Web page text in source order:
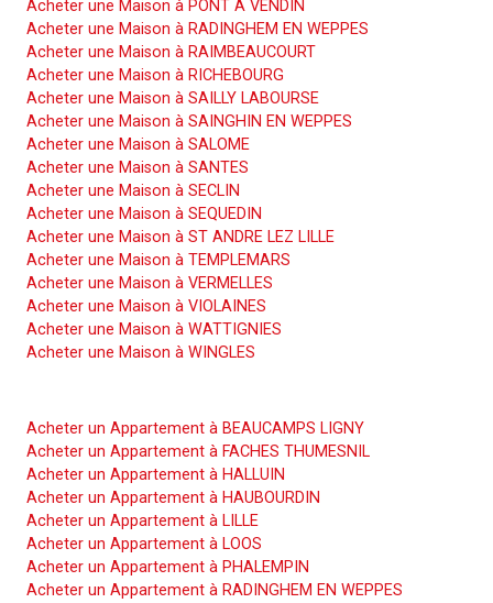
Acheter une Maison à PONT A VENDIN
Acheter une Maison à RADINGHEM EN WEPPES
Acheter une Maison à RAIMBEAUCOURT
Acheter une Maison à RICHEBOURG
Acheter une Maison à SAILLY LABOURSE
Acheter une Maison à SAINGHIN EN WEPPES
Acheter une Maison à SALOME
Acheter une Maison à SANTES
Acheter une Maison à SECLIN
Acheter une Maison à SEQUEDIN
Acheter une Maison à ST ANDRE LEZ LILLE
Acheter une Maison à TEMPLEMARS
Acheter une Maison à VERMELLES
Acheter une Maison à VIOLAINES
Acheter une Maison à WATTIGNIES
Acheter une Maison à WINGLES
Acheter un Appartement à BEAUCAMPS LIGNY
Acheter un Appartement à FACHES THUMESNIL
Acheter un Appartement à HALLUIN
Acheter un Appartement à HAUBOURDIN
Acheter un Appartement à LILLE
Acheter un Appartement à LOOS
Acheter un Appartement à PHALEMPIN
Acheter un Appartement à RADINGHEM EN WEPPES